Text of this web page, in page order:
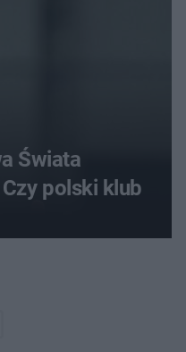
Świata
polski klub